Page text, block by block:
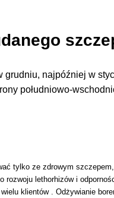
grudniu, najpóźniej w
południowo-
tylko ze zdrowym
rozwoju lethorhizów i
klientów
. Odżywianie